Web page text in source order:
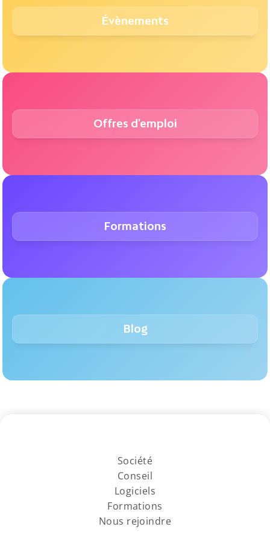
Évènements
Offres d'emploi
Formations
Blog
Société
Conseil
Logiciels
Formations
Nous rejoindre